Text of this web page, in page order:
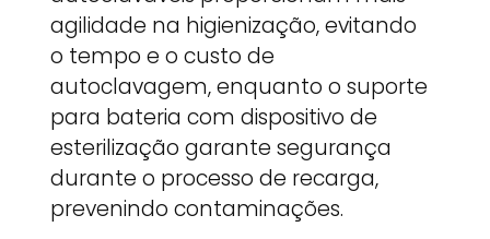
agilidade na higienização, evitando
o tempo e o custo de
autoclavagem, enquanto o suporte
para bateria com dispositivo de
esterilização garante segurança
durante o processo de recarga,
prevenindo contaminações.